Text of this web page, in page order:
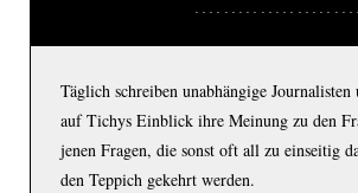
Täglich schreiben unabhängige Journalisten
auf Tichys Einblick ihre Meinung zu den
jenen Fragen, die sonst oft all zu einseitig
den Teppich gekehrt werden.